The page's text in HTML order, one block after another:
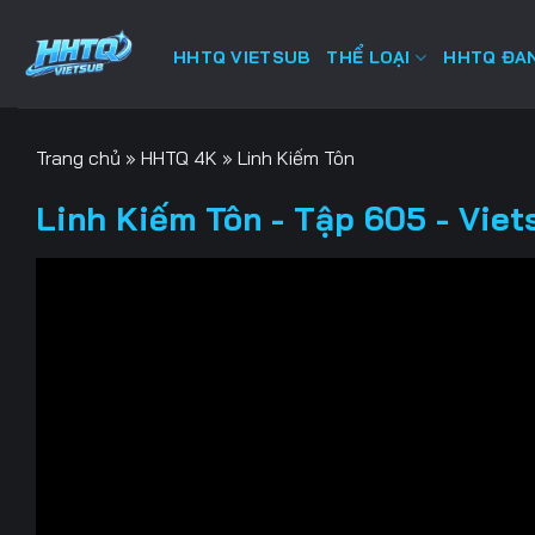
HHTQ VIETSUB THỂ LOẠI HHTQ
Trang chủ » HHTQ 4K » Linh Kiếm Tôn
Linh Kiếm Tôn - Tập 605 -